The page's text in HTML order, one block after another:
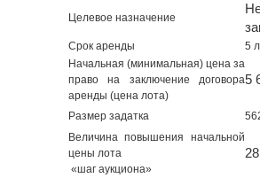
Целевое назначение
Срок аренды
5
Начальная (минимальная) цена за
право на заключение договора
аренды (цена лота)
5
Размер задатка
Величина повышения начальной
цены лота
«шаг аукциона»